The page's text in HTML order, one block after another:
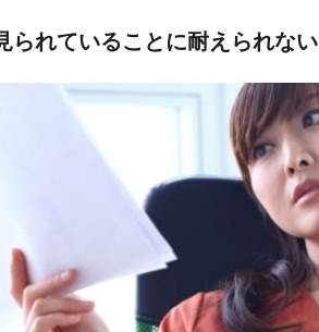
られていることに耐えられない